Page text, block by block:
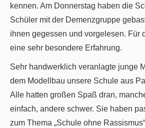
kennen. Am Donnerstag haben die
Schüler mit der Demenzgruppe
ihnen gegessen und vorgelesen. Für
eine sehr besondere Erfahrung.
Sehr handwerklich veranlagte junge
dem Modellbau unsere Schule aus
Alle hatten großen Spaß dran,
einfach, andere schwer. Sie haben
zum Thema „Schule ohne